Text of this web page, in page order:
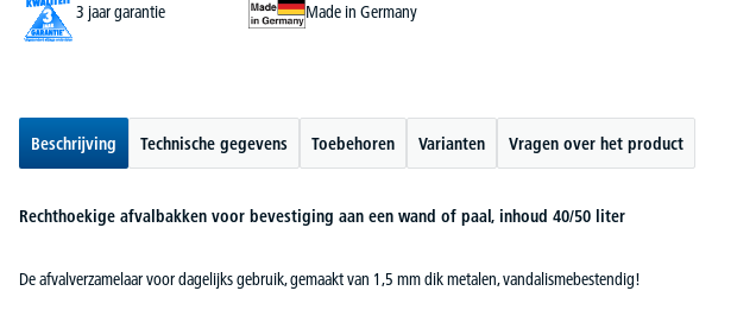
3 jaar garantie
Made in Germany
Beschrijving Technische gegevens Toebehoren Varianten Vragen over het product
Rechthoekige afvalbakken voor bevestiging aan een wand of paal, inhoud 40/50 liter
De afvalverzamelaar voor dagelijks gebruik, gemaakt van 1,5 mm dik metalen, vandalismebestendig!